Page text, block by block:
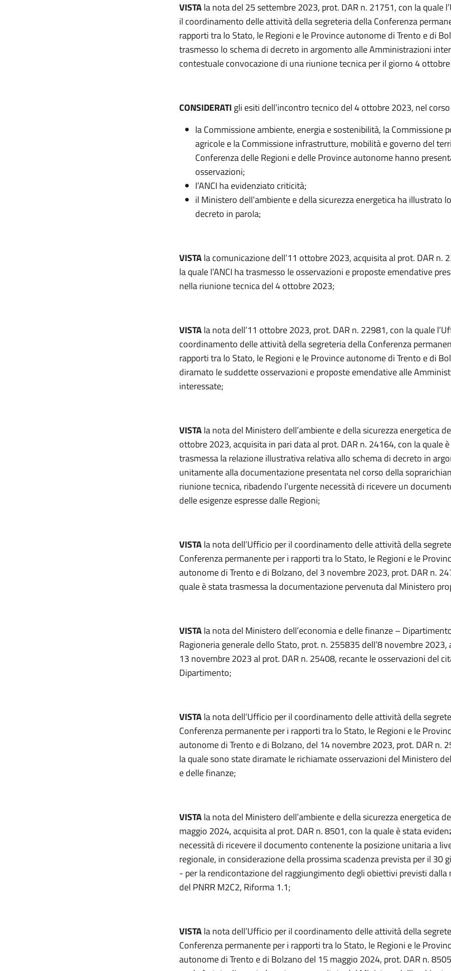
VISTAla nota del 25 settembre 2023, prot. DAR n. 21751, con la quale
il coordinamento delle attività della segreteria della Conferenza
rapporti tra lo Stato, le Regioni e le Province autonome di Trento e di
trasmesso lo schema di decreto in argomento alle Amministrazioni
contestuale convocazione di una riunione tecnica per il giorno 4
CONSIDERATI gli esiti dell’incontro tecnico del 4 ottobre 2023, nel
la Commissione ambiente, energia e sostenibilità, la Commissione
agricole e la Commissione infrastrutture, mobilità e governo del
Conferenza delle Regioni e delle Province autonome hanno
osservazioni;
l’ANCI ha evidenziato criticità;
il Ministero dell’ambiente e della sicurezza energetica ha illustrato
decreto in parola;
VISTAla comunicazione dell’11 ottobre 2023, acquisita al prot. DAR n.
la quale l’ANCI ha trasmesso le osservazioni e proposte emendative
nella riunione tecnica del 4 ottobre 2023;
VISTAla nota dell’11 ottobre 2023, prot. DAR n. 22981, con la quale
coordinamento delle attività della segreteria della Conferenza
rapporti tra lo Stato, le Regioni e le Province autonome di Trento e di
diramato le suddette osservazioni e proposte emendative alle
interessate;
VISTAla nota del Ministero dell’ambiente e della sicurezza energetica
ottobre 2023, acquisita in pari data al prot. DAR n. 24164, con la quale
trasmessa la relazione illustrativa relativa allo schema di decreto in
unitamente alla documentazione presentata nel corso della
riunione tecnica, ribadendo l’urgente necessità di ricevere un
delle esigenze espresse dalle Regioni;
VISTAla nota dell’Ufficio per il coordinamento delle attività della
Conferenza permanente per i rapporti tra lo Stato, le Regioni e le
autonome di Trento e di Bolzano, del 3 novembre 2023, prot. DAR n.
quale è stata trasmessa la documentazione pervenuta dal Ministero
VISTAla nota del Ministero dell’economia e delle finanze –
Ragioneria generale dello Stato, prot. n. 255835 dell’8 novembre 2023,
13 novembre 2023 al prot. DAR n. 25408, recante le osservazioni del
Dipartimento;
VISTAla nota dell’Ufficio per il coordinamento delle attività della
Conferenza permanente per i rapporti tra lo Stato, le Regioni e le
autonome di Trento e di Bolzano, del 14 novembre 2023, prot. DAR n.
la quale sono state diramate le richiamate osservazioni del Ministero
e delle finanze;
VISTAla nota del Ministero dell’ambiente e della sicurezza energetica
maggio 2024, acquisita al prot. DAR n. 8501, con la quale è stata
necessità di ricevere il documento contenente la posizione unitaria a
regionale, in considerazione della prossima scadenza prevista per il 30
- per la rendicontazione del raggiungimento degli obiettivi previsti dalla
del PNRR M2C2, Riforma 1.1;
VISTAla nota dell’Ufficio per il coordinamento delle attività della
Conferenza permanente per i rapporti tra lo Stato, le Regioni e le
autonome di Trento e di Bolzano del 15 maggio 2024, prot. DAR n.